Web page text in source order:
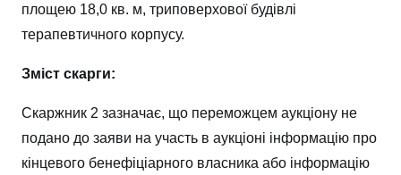
площею 18,0 кв. м, триповерхової будівлі
терапевтичного корпусу.
Зміст скарги:
Скаржник 2 зазначає, що переможцем аукціону не
подано до заяви на участь в аукціоні інформацію про
кінцевого бенефіціарного власника або інформацію